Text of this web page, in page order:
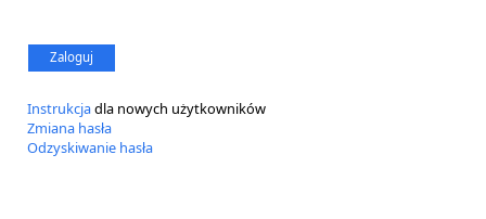
Zaloguj
Instrukcjadla nowych użytkowników
Zmiana hasła
Odzyskiwanie hasła